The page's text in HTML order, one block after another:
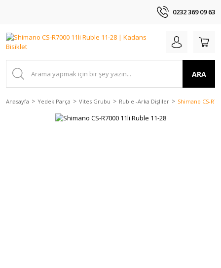
0232 369 09 63
ARA
Anasayfa Yedek Parça Vites Grubu Ruble -Arka Dişliler Shimano CS-